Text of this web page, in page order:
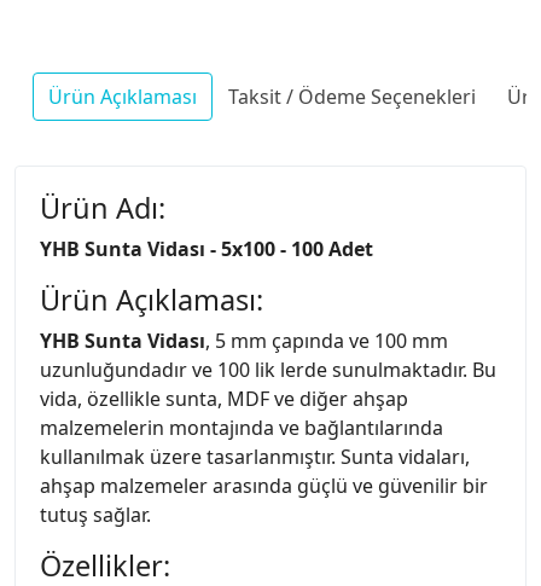
Ürün Açıklaması Taksit / Ödeme Seçenekleri
Ürün Adı:
YHB Sunta Vidası - 5x100 - 100 Adet
Ürün Açıklaması:
YHB Sunta Vidası, 5 mm çapında ve 100 mm
uzunluğundadır ve 100 lik lerde sunulmaktadır. Bu
vida, özellikle sunta, MDF ve diğer ahşap
malzemelerin montajında ve bağlantılarında
kullanılmak üzere tasarlanmıştır. Sunta vidaları,
ahşap malzemeler arasında güçlü ve güvenilir bir
tutuş sağlar.
Özellikler: